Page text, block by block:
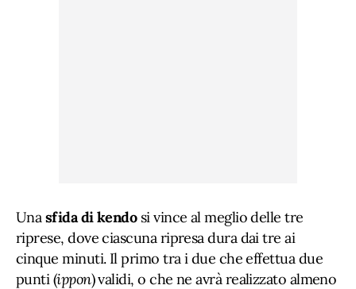
Unasfida di kendosi vince al meglio delle tre
riprese, dove ciascuna ripresa dura dai tre ai
cinque minuti. Il primo tra i due che effettua due
punti (ippon) validi, o che ne avrà realizzato almeno